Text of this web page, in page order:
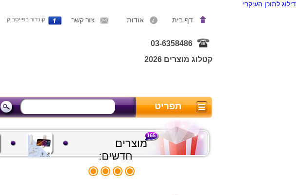
דילוג לתוכן העיקרי
דף בית אודות צור קשר קונדור בפייסבוק
03-6358486
קטלוג מוצרים 2026
תפריט
מוצרים
חדשים:
165